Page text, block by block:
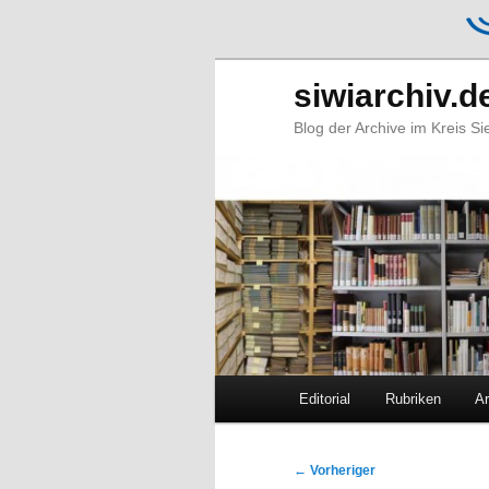
Blog der Archive im Kreis
Zum
Zum
Editorial Rubriken
Beitragsnavigation
← Vorheriger